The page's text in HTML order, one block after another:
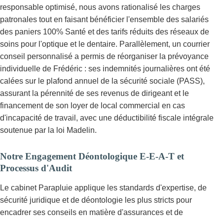
responsable optimisé, nous avons rationalisé les charges
patronales tout en faisant bénéficier l'ensemble des salariés
des paniers 100% Santé et des tarifs réduits des réseaux de
soins pour l'optique et le dentaire. Parallèlement, un courrier
conseil personnalisé a permis de réorganiser la prévoyance
individuelle de Frédéric : ses indemnités journalières ont été
calées sur le plafond annuel de la sécurité sociale (PASS),
assurant la pérennité de ses revenus de dirigeant et le
financement de son loyer de local commercial en cas
d'incapacité de travail, avec une déductibilité fiscale intégrale
soutenue par la loi Madelin.
Notre Engagement Déontologique E-E-A-T et
Processus d'Audit
Le cabinet Parapluie applique les standards d'expertise, de
sécurité juridique et de déontologie les plus stricts pour
encadrer ses conseils en matière d'assurances et de